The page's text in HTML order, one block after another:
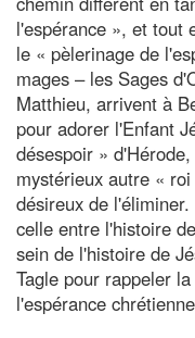
l'espérance », et tout
le « pèlerinage de
mages – les Sages
Matthieu, arrivent à
pour adorer l'Enfant
désespoir »
mystérieux autre «
désireux de
celle entre l'histoire
sein de l'histoire de
Tagle pour rappeler
l'espérance